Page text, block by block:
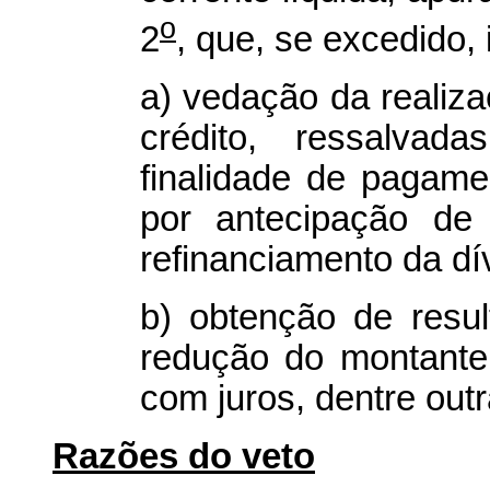
2o, que, se excedido,
a) vedação da
crédito,
finalidade de
por antecipação
refinanciamento da
b) obtenção de
redução do
com juros, dentre
Razões do veto